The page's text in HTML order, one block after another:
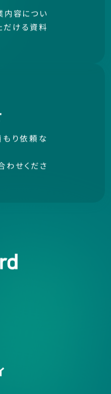
内容につい
だける資料
もり依頼な
わせくださ